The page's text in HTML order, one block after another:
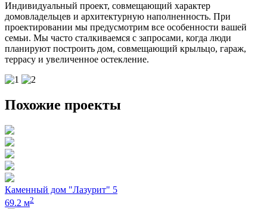
Индивидуальный проект, совмещающий характер
домовладельцев и архитектурную наполненность. При
проектировании мы предусмотрим все особенности вашей
семьи. Мы часто сталкиваемся с запросами, когда люди
планируют построить дом, совмещающий крыльцо, гараж,
террасу и увеличенное остекление.
Похожие проекты
Каменный дом "Лазурит" 5
69.2 м2